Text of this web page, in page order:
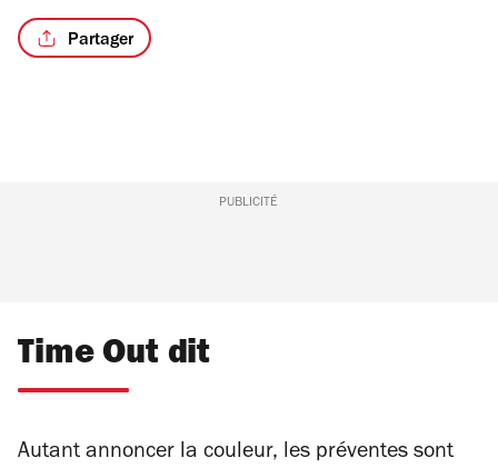
Partager
PUBLICITÉ
Time Out dit
Autant annoncer la couleur, les préventes sont